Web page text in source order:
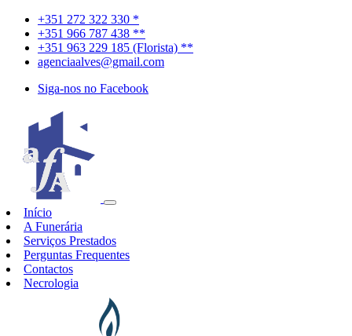
+351 272 322 330 *
+351 966 787 438 **
+351 963 229 185 (Florista) **
agenciaalves@gmail.com
Siga-nos no Facebook
Início
A Funerária
Serviços Prestados
Perguntas Frequentes
Contactos
Necrologia